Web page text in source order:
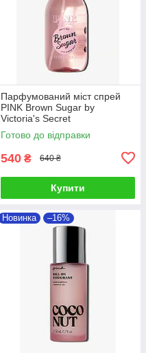
Парфумований міст спрей
PINK Brown Sugar by
Victoria's Secret
Готово до відправки
540 ₴ 640 ₴
Купити
Новинка –16%